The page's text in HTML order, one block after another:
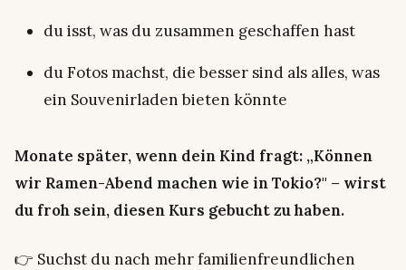
du isst, was du zusammen geschaffen hast
du Fotos machst, die besser sind als alles, was
ein Souvenirladen bieten könnte
Monate später, wenn dein Kind fragt: „Können
wir Ramen-Abend machen wie in Tokio?" – wirst
du froh sein, diesen Kurs gebucht zu haben.
👉 Suchst du nach mehr familienfreundlichen